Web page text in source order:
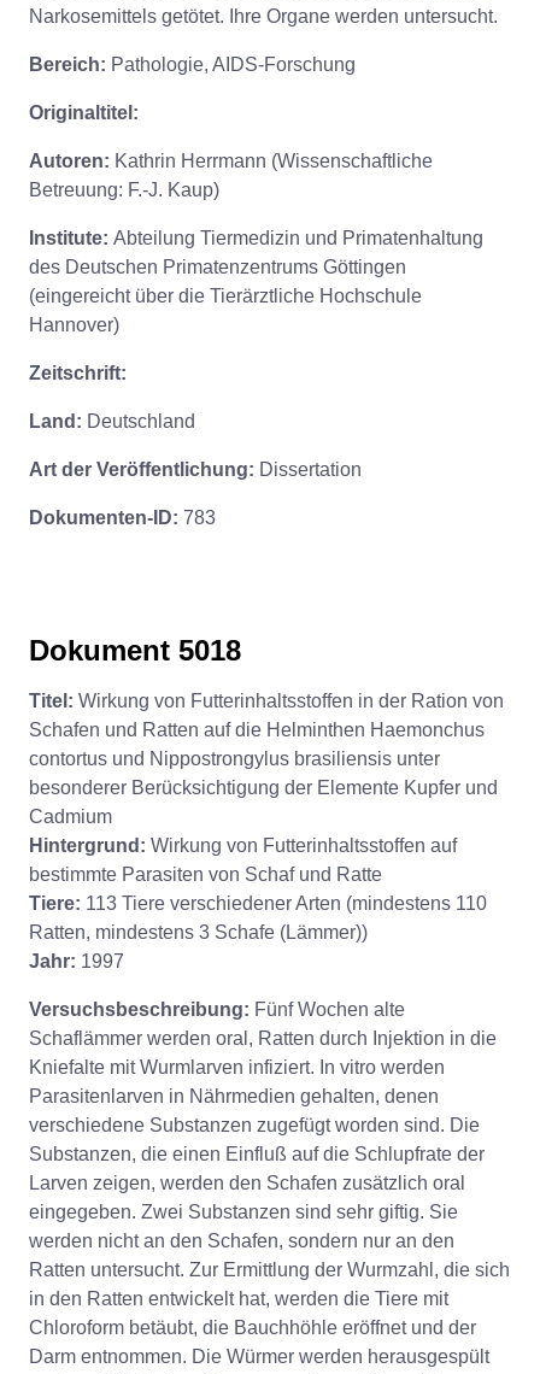
Narkosemittels getötet. Ihre Organe werden untersucht.
Bereich: Pathologie, AIDS-Forschung
Originaltitel:
Autoren: Kathrin Herrmann (Wissenschaftliche
Betreuung: F.-J. Kaup)
Institute: Abteilung Tiermedizin und Primatenhaltung
des Deutschen Primatenzentrums Göttingen
(eingereicht über die Tierärztliche Hochschule
Hannover)
Zeitschrift:
Land: Deutschland
Art der Veröffentlichung: Dissertation
Dokumenten-ID: 783
Dokument 5018
Titel: Wirkung von Futterinhaltsstoffen in der Ration von
Schafen und Ratten auf die Helminthen Haemonchus
contortus und Nippostrongylus brasiliensis unter
besonderer Berücksichtigung der Elemente Kupfer und
Cadmium
Hintergrund: Wirkung von Futterinhaltsstoffen auf
bestimmte Parasiten von Schaf und Ratte
Tiere: 113 Tiere verschiedener Arten (mindestens 110
Ratten, mindestens 3 Schafe (Lämmer))
Jahr: 1997
Versuchsbeschreibung: Fünf Wochen alte
Schaflämmer werden oral, Ratten durch Injektion in die
Kniefalte mit Wurmlarven infiziert. In vitro werden
Parasitenlarven in Nährmedien gehalten, denen
verschiedene Substanzen zugefügt worden sind. Die
Substanzen, die einen Einfluß auf die Schlupfrate der
Larven zeigen, werden den Schafen zusätzlich oral
eingegeben. Zwei Substanzen sind sehr giftig. Sie
werden nicht an den Schafen, sondern nur an den
Ratten untersucht. Zur Ermittlung der Wurmzahl, die sich
in den Ratten entwickelt hat, werden die Tiere mit
Chloroform betäubt, die Bauchhöhle eröffnet und der
Darm entnommen. Die Würmer werden herausgespült